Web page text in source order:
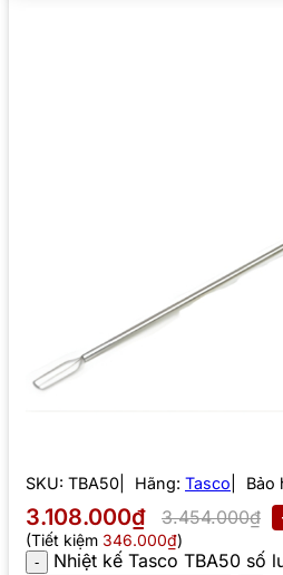
SKU: TBA50 Hãng: Tasco Bảo
3.108.000₫ 3.454.000₫
(Tiết kiệm 346.000₫)
Nhiệt kế Tasco TBA50 số